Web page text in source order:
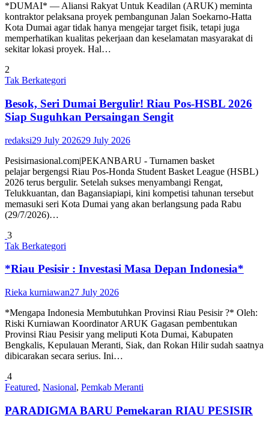
*DUMAI* — Aliansi Rakyat Untuk Keadilan (ARUK) meminta
kontraktor pelaksana proyek pembangunan Jalan Soekarno-Hatta
Kota Dumai agar tidak hanya mengejar target fisik, tetapi juga
memperhatikan kualitas pekerjaan dan keselamatan masyarakat di
sekitar lokasi proyek. Hal…
2
Tak Berkategori
Besok, Seri Dumai Bergulir! Riau Pos-HSBL 2026
Siap Suguhkan Persaingan Sengit
redaksi29 July 202629 July 2026
Pesisirnasional.com|PEKANBARU - Turnamen basket
pelajar bergengsi Riau Pos-Honda Student Basket League (HSBL)
2026 terus bergulir. Setelah sukses menyambangi Rengat,
Telukkuantan, dan Bagansiapiapi, kini kompetisi tahunan tersebut
memasuki seri Kota Dumai yang akan berlangsung pada Rabu
(29/7/2026)…
3
Tak Berkategori
*Riau Pesisir : Investasi Masa Depan Indonesia*
Rieka kurniawan27 July 2026
*Mengapa Indonesia Membutuhkan Provinsi Riau Pesisir ?* Oleh:
Riski Kurniawan Koordinator ARUK Gagasan pembentukan
Provinsi Riau Pesisir yang meliputi Kota Dumai, Kabupaten
Bengkalis, Kepulauan Meranti, Siak, dan Rokan Hilir sudah saatnya
dibicarakan secara serius. Ini…
4
Featured, Nasional, Pemkab Meranti
PARADIGMA BARU Pemekaran RIAU PESISIR